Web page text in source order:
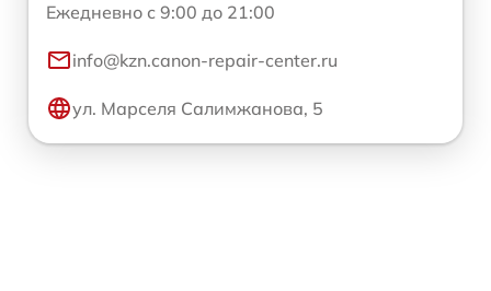
Ежедневно с 9:00 до 21:00
info@kzn.canon-repair-center.ru
ул. Марселя Салимжанова, 5